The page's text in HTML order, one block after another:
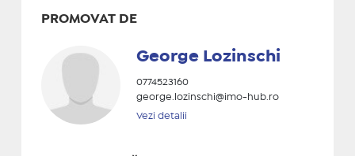
PROMOVAT DE
George Lozinschi
0774523160
george.lozinschi@imo-hub.ro
Vezi detalii